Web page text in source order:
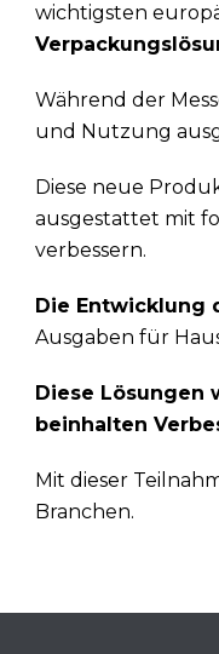
wichtigsten
Während der
und Nutzung
Diese neue
ausgestattet mit
verbessern.
Die Entwicklung
Ausgaben für
Diese
beinhalten
Mit dieser
Branchen.